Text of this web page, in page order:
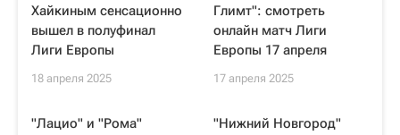
Хайкиным сенсационно
вышел в полуфинал
Лиги Европы
18 апреля 2025
Глимт": смотреть
онлайн матч Лиги
Европы 17 апреля
17 апреля 2025
"Лацио" и "Рома"
"Нижний Новгород"